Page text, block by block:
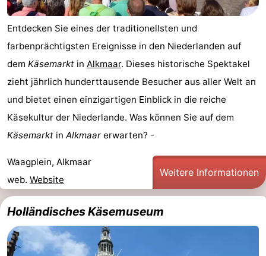
Entdecken Sie eines der traditionellsten und
farbenprächtigsten Ereignisse in den Niederlanden auf
dem Käsemarkt in Alkmaar. Dieses historische Spektakel
zieht jährlich hunderttausende Besucher aus aller Welt an
und bietet einen einzigartigen Einblick in die reiche
Käsekultur der Niederlande. Was können Sie auf dem
Käsemarkt in Alkmaar erwarten? -
Waagplein, Alkmaar
web. Website
Weitere Informationen
Holländisches Käsemuseum